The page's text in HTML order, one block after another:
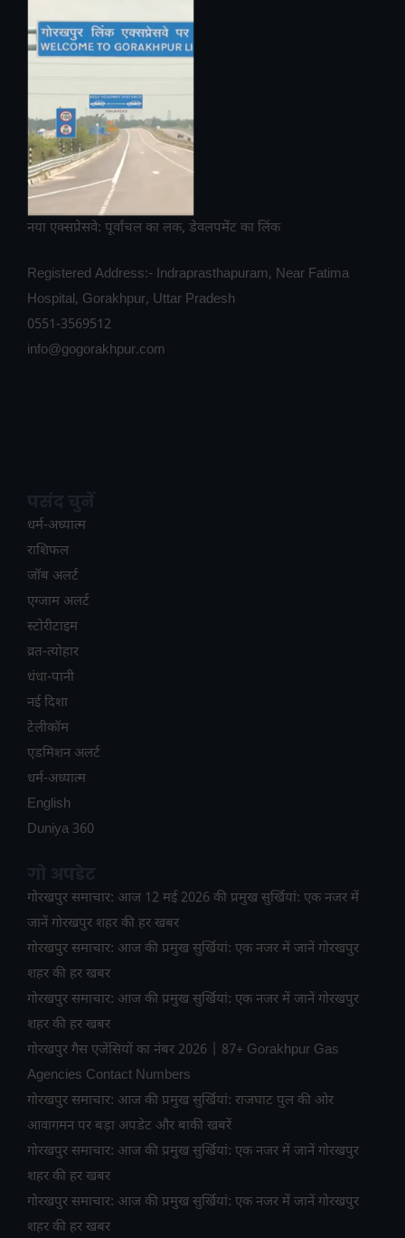
नया एक्सप्रेसवे: पूर्वांचल का लक, डेवलपमेंट का लिंक
Registered Address:- Indraprasthapuram, Near Fatima
Hospital, Gorakhpur, Uttar Pradesh
0551-3569512
info@gogorakhpur.com
धर्म-अध्यात्म
राशिफल
जॉब अलर्ट
एग्जाम अलर्ट
स्टोरीटाइम
व्रत-त्योहार
धंधा-पानी
नई दिशा
टेलीकॉम
ए​डमिशन अलर्ट
धर्म-अध्यात्म
English
Duniya 360
गोरखपुर समाचार: आज 12 मई 2026 की प्रमुख सुर्खियां: एक नजर में
जानें गोरखपुर शहर की हर खबर
गोरखपुर समाचार: आज की प्रमुख सुर्खियां: एक नजर में जानें गोरखपुर
शहर की हर खबर
गोरखपुर समाचार: आज की प्रमुख सुर्खियां: एक नजर में जानें गोरखपुर
शहर की हर खबर
गोरखपुर गैस एजेंसियों का नंबर 2026 | 87+ Gorakhpur Gas
Agencies Contact Numbers
गोरखपुर समाचार: आज की प्रमुख सुर्खियां: राजघाट पुल की ओर
आवागमन पर बड़ा अपडेट और बाकी खबरें
गोरखपुर समाचार: आज की प्रमुख सुर्खियां: एक नजर में जानें गोरखपुर
शहर की हर खबर
गोरखपुर समाचार: आज की प्रमुख सुर्खियां: एक नजर में जानें गोरखपुर
शहर की हर खबर